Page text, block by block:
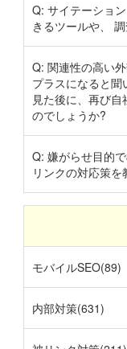
Q: サイテーショ
きるツールや、
Q: 関連性の高い
プラスになると
見た後に、再び
のでしょうか?
Q: 嫌がらせ目的
リンクの対応策
モバイルSEO(89)
内部対策(631)